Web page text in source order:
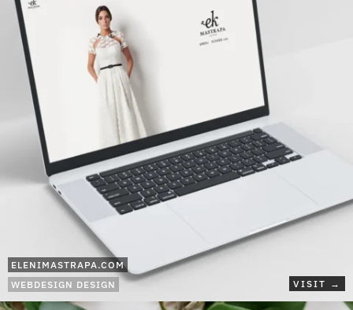
WEBDESIGN DESIGN VISIT →
ELENIMASTRAPA.COM